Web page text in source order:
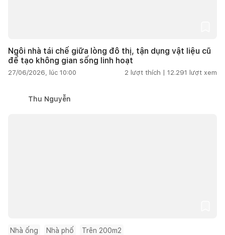
Ngôi nhà tái chế giữa lòng đô thị, tận dụng vật liệu cũ
để tạo không gian sống linh hoạt
27/06/2026, lúc 10:00 2 lượt thích | 12.291 lượt xem
Thu Nguyễn
Nhà ống Nhà phố Trên 200m2